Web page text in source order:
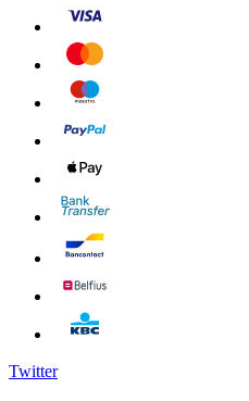
Twitter